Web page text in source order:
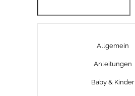
Allgemein
Anleitungen
Baby & Kinder